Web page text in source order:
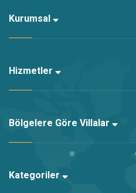
Kurumsal
Hizmetler
Bölgelere Göre Villalar
Kategoriler